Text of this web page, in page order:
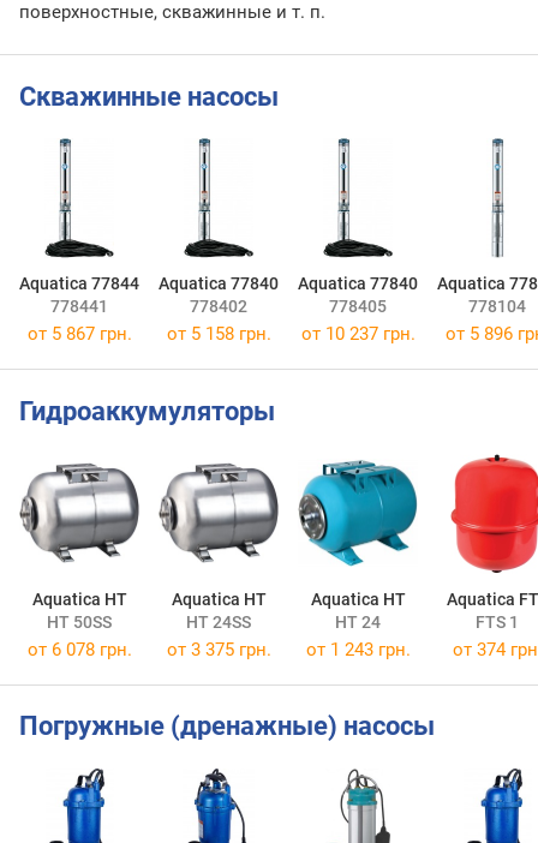
поверхностные, скважинные и т. п.
Скважинные насосы
Aquatica 77844
778441
Aquatica 77840
778402
Aquatica 77840
778405
Aquatica
778104
от 5 867 грн. от 5 158 грн. от 10 237 грн. от 5 896
Гидроаккумуляторы
Aquatica HT
HT 50SS
Aquatica HT
HT 24SS
Aquatica HT
HT 24
Aquatica
FTS 1
от 6 078 грн. от 3 375 грн. от 1 243 грн. от 374
Погружные (дренажные) насосы